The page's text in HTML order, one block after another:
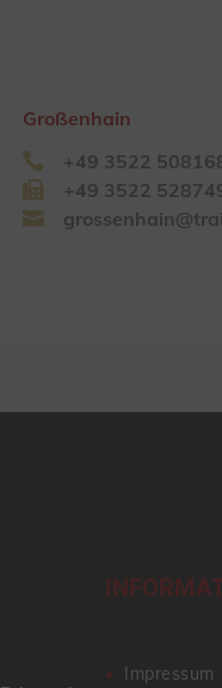
Großenhain
+49 3522
+49 3522
Impressum